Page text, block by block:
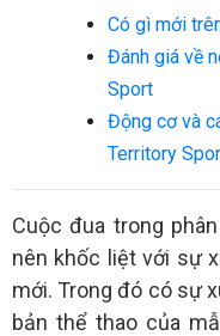
Có gì mới
Đánh giá về
Sport
Động cơ và
Territory
Cuộc đua trong
nên khốc liệt với sự
mới. Trong đó có sự
bản thể thao của